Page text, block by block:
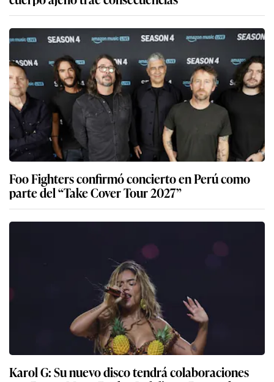
Foo Fighters confirmó concierto en Perú como
parte del “Take Cover Tour 2027”
Karol G: Su nuevo disco tendrá colaboraciones